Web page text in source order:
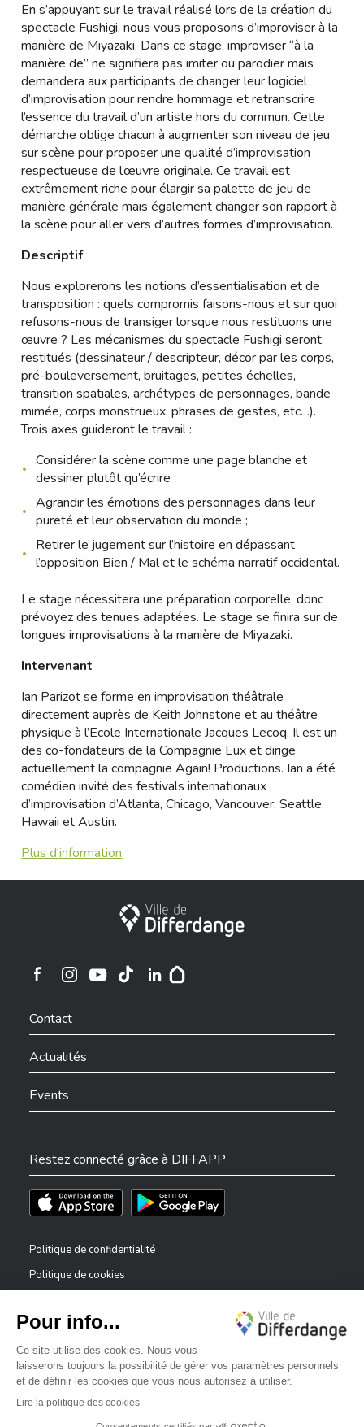
En s’appuyant sur le travail réalisé lors de la création du
spectacle Fushigi, nous vous proposons d’improviser à la
manière de Miyazaki. Dans ce stage, improviser “à la
manière de” ne signifiera pas imiter ou parodier mais
demandera aux participants de changer leur logiciel
d’improvisation pour rendre hommage et retranscrire
l’essence du travail d’un artiste hors du commun. Cette
démarche oblige chacun à augmenter son niveau de jeu
sur scène pour proposer une qualité d’improvisation
respectueuse de l’œuvre originale. Ce travail est
extrêmement riche pour élargir sa palette de jeu de
manière générale mais également changer son rapport à
la scène pour aller vers d’autres formes d’improvisation.
Descriptif
Nous explorerons les notions d’essentialisation et de
transposition : quels compromis faisons-nous et sur quoi
refusons-nous de transiger lorsque nous restituons une
œuvre ? Les mécanismes du spectacle Fushigi seront
restitués (dessinateur / descripteur, décor par les corps,
pré-bouleversement, bruitages, petites échelles,
transition spatiales, archétypes de personnages, bande
mimée, corps monstrueux, phrases de gestes, etc…).
Trois axes guideront le travail :
Considérer la scène comme une page blanche et
dessiner plutôt qu’écrire ;
Agrandir les émotions des personnages dans leur
pureté et leur observation du monde ;
Retirer le jugement sur l’histoire en dépassant
l’opposition Bien / Mal et le schéma narratif occidental.
Le stage nécessitera une préparation corporelle, donc
prévoyez des tenues adaptées. Le stage se finira sur de
longues improvisations à la manière de Miyazaki.
Intervenant
Ian Parizot se forme en improvisation théâtrale
directement auprès de Keith Johnstone et au théâtre
physique à l’Ecole Internationale Jacques Lecoq. Il est un
des co-fondateurs de la Compagnie Eux et dirige
actuellement la compagnie Again! Productions. Ian a été
comédien invité des festivals internationaux
d’improvisation d’Atlanta, Chicago, Vancouver, Seattle,
Hawaii et Austin.
Plus d'information
Ville de Differdange
Ville de Differdange sur Instagram
Contact
Actualités
Events
Restez connecté grâce à DIFFAPP
Téléchargez l'app sur l'App StoreTéléchargez l'app sur Play Store
Politique de confidentialité
Politique de cookies
Déclaration d’accessibilité
Dispositif de signalement — lanceurs d’alerte
©2026 Tous droits réservés . Ville de Differdange
✕
Bonjour, comment puis-je vous aider ?